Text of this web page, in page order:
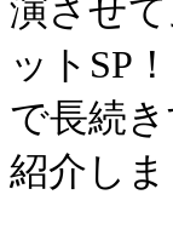
演させ
ットSP
で長続
紹介しま